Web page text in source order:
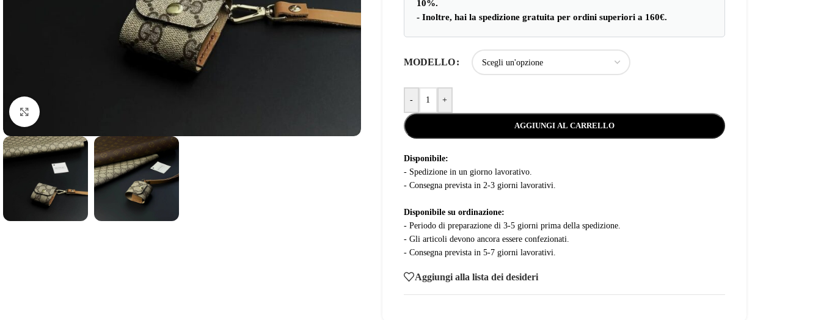
10%.
- Inoltre, hai la spedizione gratuita per ordini superiori a 160€.
MODELLO
- +
AGGIUNGI AL CARRELLO
Disponibile:
- Spedizione in un giorno lavorativo.
- Consegna prevista in 2-3 giorni lavorativi.
Disponibile su ordinazione:
- Periodo di preparazione di 3-5 giorni prima della spedizione.
- Gli articoli devono ancora essere confezionati.
- Consegna prevista in 5-7 giorni lavorativi.
Aggiungi alla lista dei desideri